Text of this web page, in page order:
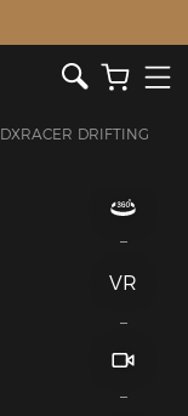
DXRACER DRIFTING
VR